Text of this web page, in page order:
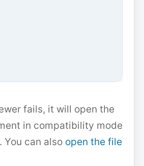
fails, it will open the
in compatibility mode
You can also open the file